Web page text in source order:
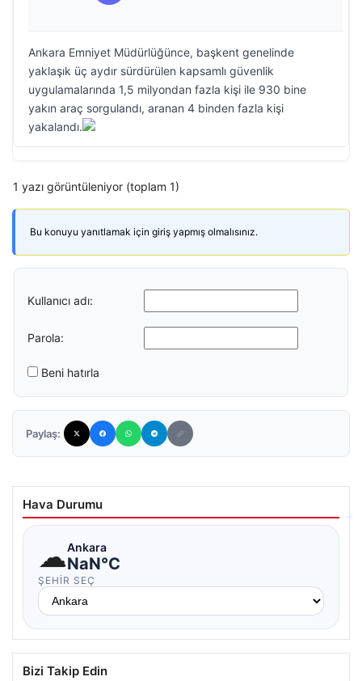
Ankara Emniyet Müdürlüğünce, başkent genelinde
yaklaşık üç aydır sürdürülen kapsamlı güvenlik
uygulamalarında 1,5 milyondan fazla kişi ile 930 bine
yakın araç sorgulandı, aranan 4 binden fazla kişi
yakalandı.
1 yazı görüntüleniyor (toplam 1)
Bu konuyu yanıtlamak için giriş yapmış olmalısınız.
Kullanıcı adı:
Parola:
Beni hatırla
Paylaş:
Hava Durumu
☁Ankara
NaN°C
ŞEHIR SEÇ
Bizi Takip Edin